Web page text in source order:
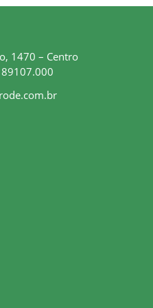
1470 – Centro
89107.000